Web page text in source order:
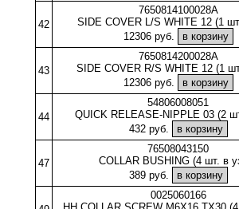
42
7650814100028A
SIDE COVER L/S WHITE 12 (1
12306 руб.
43
7650814200028A
SIDE COVER R/S WHITE 12 (1
12306 руб.
44
54806008051
QUICK RELEASE-NIPPLE 03 (2
432 руб.
47
76508043150
COLLAR BUSHING (4 шт. в
389 руб.
0025060166